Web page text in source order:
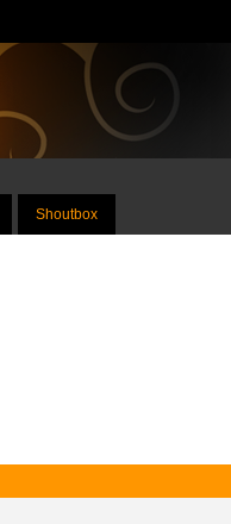
Shoutbox